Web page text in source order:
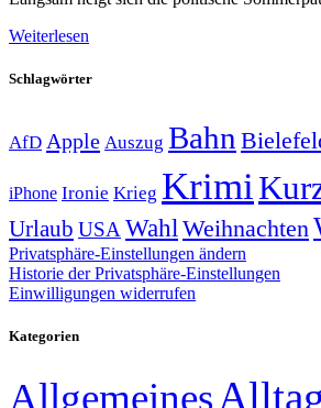
Weiterlesen
Schlagwörter
AfD Apple Auszug Bahn
iPhone Ironie Krieg Krimi
Urlaub USA Wahl Weihnachten
Privatsphäre-Einstellungen ändern
Historie der Privatsphäre-Einstellungen
Einwilligungen widerrufen
Kategorien
Allgemeines